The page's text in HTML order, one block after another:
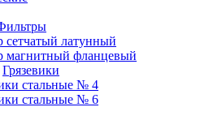
сетчатый латунный
магнитный фланцевый
Грязевики
стальные № 4
стальные № 6